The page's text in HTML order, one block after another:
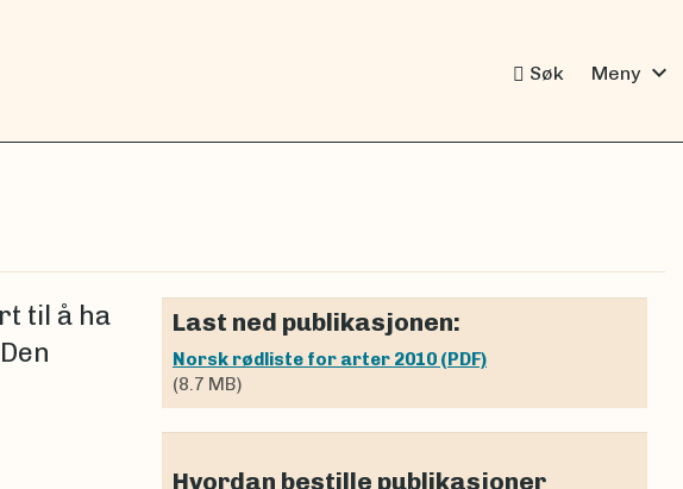
Søk Meny expand_more
til å ha
Last ned publikasjonen:
Norsk rødliste for arter 2010 (PDF)
(8.7 MB)
Hvordan bestille publikasjoner